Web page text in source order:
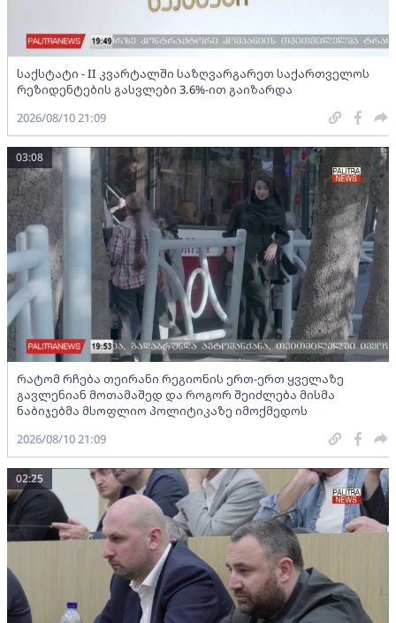
საქსტატი - II კვარტალში საზღვარგარეთ საქართველოს
რეზიდენტების გასვლები 3.6%-ით გაიზარდა
2026/08/10 21:09
რატომ რჩება თეირანი რეგიონის ერთ-ერთ ყველაზე
გავლენიან მოთამაშედ და როგორ შეიძლება მისმა
ნაბიჯებმა მსოფლიო პოლიტიკაზე იმოქმედოს
03:08
2026/08/10 21:09
02:25